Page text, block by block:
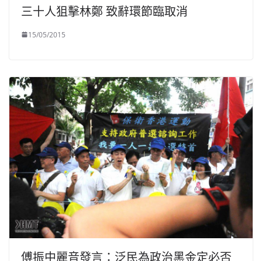
三十人狙擊林鄭 致辭環節臨取消
15/05/2015
傅振中麗音發言：泛民為政治黑金定必否